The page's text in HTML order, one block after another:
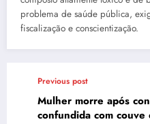
problema de saúde pública,
fiscalização e conscientização.
Previous post
Mulher morre após
confundida com couve